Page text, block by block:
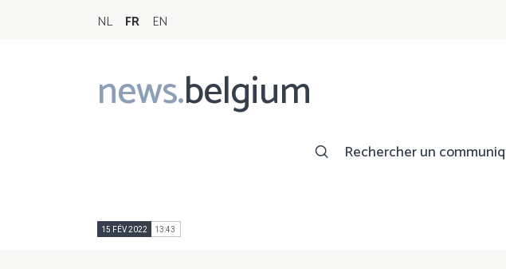
NL FR EN
news.belgium
Main
navigation
Rechercher un
15 FÉV 2022 13:43